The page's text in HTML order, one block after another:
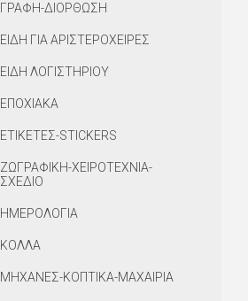
ΓΡΑΦΗ-ΔΙΟΡΘΩΣΗ
ΕΙΔΗ ΓΙΑ ΑΡΙΣΤΕΡΟΧΕΙΡΕΣ
ΕΙΔΗ ΛΟΓΙΣΤΗΡΙΟΥ
ΕΠΟΧΙΑΚΑ
ΕΤΙΚΕΤΕΣ-STICKERS
ΖΩΓΡΑΦΙΚΗ-ΧΕΙΡΟΤΕΧΝΙΑ-
ΣΧΕΔΙΟ
ΗΜΕΡΟΛΟΓΙΑ
ΚΟΛΛΑ
ΜΗΧΑΝΕΣ-ΚΟΠΤΙΚΑ-ΜΑΧΑΙΡΙΑ